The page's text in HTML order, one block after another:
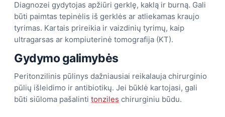
Diagnozei gydytojas apžiūri gerklę, kaklą ir burną. Gali
būti paimtas tepinėlis iš gerklės ar atliekamas kraujo
tyrimas. Kartais prireikia ir vaizdinių tyrimų, kaip
ultragarsas ar kompiuterinė tomografija (KT).
Gydymo galimybės
Peritonzilinis pūlinys dažniausiai reikalauja chirurginio
pūlių išleidimo ir antibiotikų. Jei būklė kartojasi, gali
būti siūloma pašalinti tonziles chirurginiu būdu.